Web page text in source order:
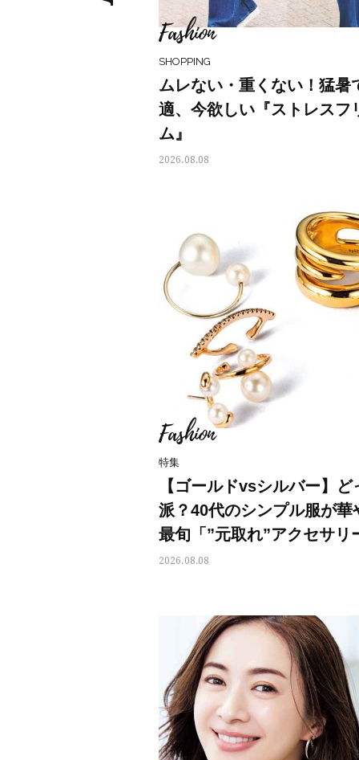
Fashion
SHOPPING
ムレない・重くない！猛暑
適、今欲しい『ストレスフ
ム』
2026.08.08
Fashion
特集
【ゴールドvsシルバー】ど
派？40代のシンプル服が華
最旬「”元取れ”アクセサリ
2026.08.08